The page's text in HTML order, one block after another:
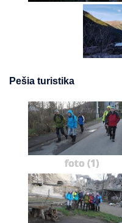
Pešia turistika
foto (1)